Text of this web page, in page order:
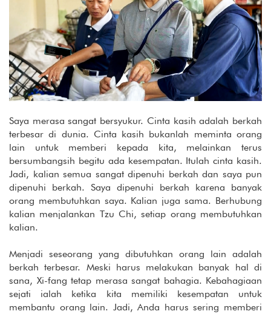
Saya merasa sangat bersyukur. Cinta kasih adalah berkah
terbesar di dunia. Cinta kasih bukanlah meminta orang
lain untuk memberi kepada kita, melainkan terus
bersumbangsih begitu ada kesempatan. Itulah cinta kasih.
Jadi, kalian semua sangat dipenuhi berkah dan saya pun
dipenuhi berkah. Saya dipenuhi berkah karena banyak
orang membutuhkan saya. Kalian juga sama. Berhubung
kalian menjalankan Tzu Chi, setiap orang membutuhkan
kalian.
Menjadi seseorang yang dibutuhkan orang lain adalah
berkah terbesar. Meski harus melakukan banyak hal di
sana, Xi-fang tetap merasa sangat bahagia. Kebahagiaan
sejati ialah ketika kita memiliki kesempatan untuk
membantu orang lain. Jadi, Anda harus sering memberi